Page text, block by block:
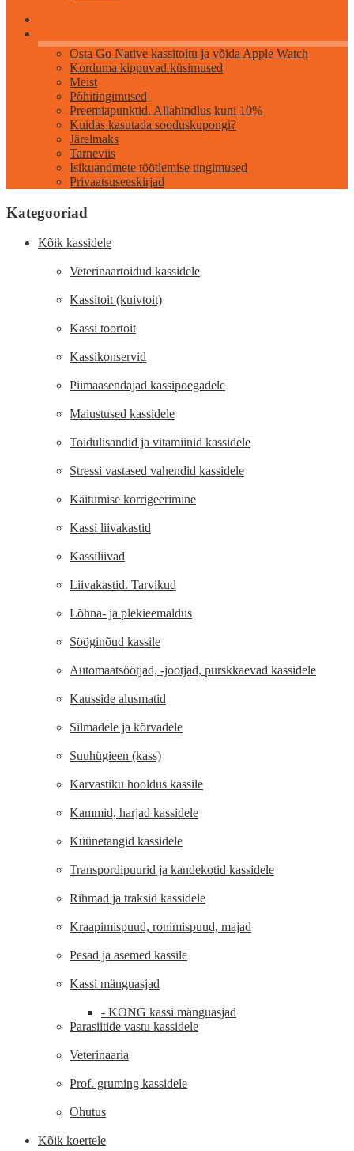
Osta Go Native kassitoitu ja võida Apple Watch
Korduma kippuvad küsimused
Meist
Põhitingimused
Preemiapunktid. Allahindlus kuni 10%
Kuidas kasutada sooduskupongi?
Järelmaks
Tarneviis
Isikuandmete töötlemise tingimused
Privaatsuseeskirjad
Kategooriad
Kõik kassidele
Veterinaartoidud kassidele
Kassitoit (kuivtoit)
Kassi toortoit
Kassikonservid
Piimaasendajad kassipoegadele
Maiustused kassidele
Toidulisandid ja vitamiinid kassidele
Stressi vastased vahendid kassidele
Käitumise korrigeerimine
Kassi liivakastid
Kassiliivad
Liivakastid. Tarvikud
Lõhna- ja plekieemaldus
Sööginõud kassile
Automaatsöötjad, -jootjad, purskkaevad kassidele
Kausside alusmatid
Silmadele ja kõrvadele
Suuhügieen (kass)
Karvastiku hooldus kassile
Kammid, harjad kassidele
Küünetangid kassidele
Transpordipuurid ja kandekotid kassidele
Rihmad ja traksid kassidele
Kraapimispuud, ronimispuud, majad
Pesad ja asemed kassile
Kassi mänguasjad
- KONG kassi mänguasjad
Parasiitide vastu kassidele
Veterinaaria
Prof. gruming kassidele
Ohutus
Kõik koertele